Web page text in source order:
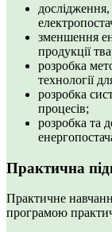
зменшення
продукції
розробка
технології
розробка
процесів;
розробка та
Практична
Практичне
програмою